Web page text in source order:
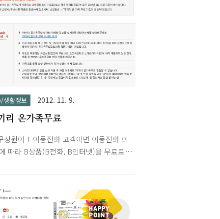
생활정보 2012. 11. 9.
리 온가족무료
성원이 T 이동전화 고객이면 이동전화 회
따라 B상품(B전화, B인터넷)을 무료로
' 월정액 상당 또는 B인터넷 '스마트 다이
천원 할인 (집전화 무료와 초고속인터넷
택 중 택일)3회선초고속인터넷 무료B인터